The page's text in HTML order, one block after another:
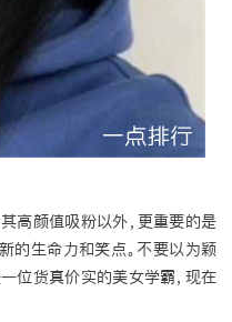
高颜值吸粉以外，更重要的是
的生命力和笑点。不要以为颖
位货真价实的美女学霸，现在